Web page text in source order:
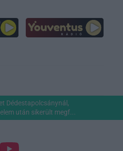
Dédestapolcsánynál,
után sikerült megf...